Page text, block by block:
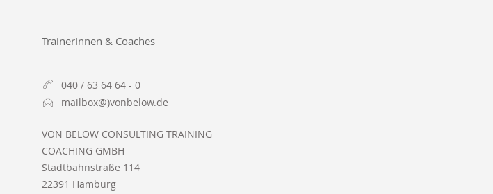
TrainerInnen & Coaches
040 / 63 64 64 - 0
mailbox@)vonbelow.de
VON BELOW CONSULTING TRAINING
COACHING GMBH
Stadtbahnstraße 114
22391 Hamburg